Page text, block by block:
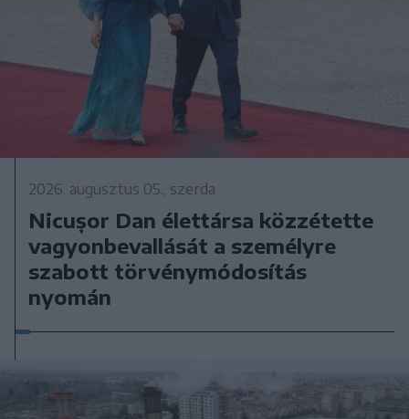
2026. augusztus 05., szerda
Nicușor Dan élettársa közzétette
vagyonbevallását a személyre
szabott törvénymódosítás
nyomán